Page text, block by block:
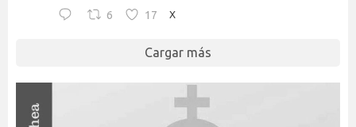
6 17 X
Cargar más